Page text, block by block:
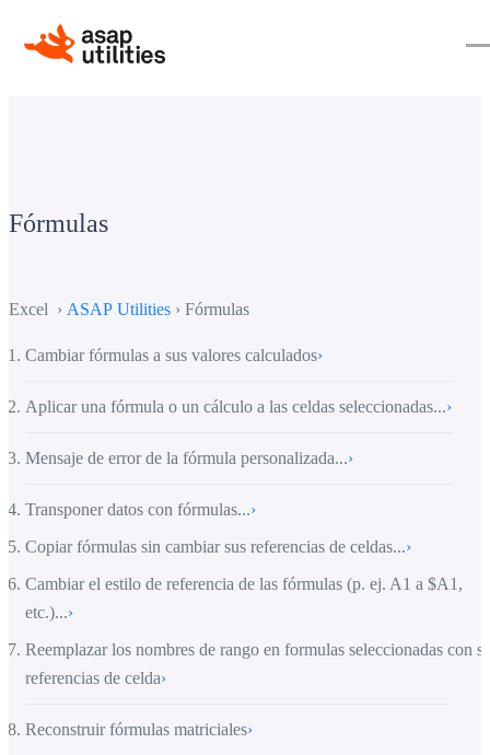
Fórmulas
Excel › ASAP Utilities › Fórmulas
Cambiar fórmulas a sus valores calculados›
Aplicar una fórmula o un cálculo a las celdas seleccionadas...›
Mensaje de error de la fórmula personalizada...›
Transponer datos con fórmulas...›
Copiar fórmulas sin cambiar sus referencias de celdas...›
Cambiar el estilo de referencia de las fórmulas (p. ej. A1 a $A1,
etc.)...›
Reemplazar los nombres de rango en formulas seleccionadas con
referencias de celda›
Reconstruir fórmulas matriciales›